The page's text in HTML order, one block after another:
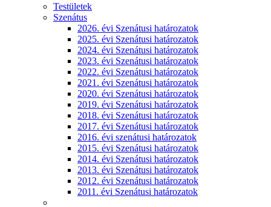
Testületek
Szenátus
2026. évi Szenátusi határozatok
2025. évi Szenátusi határozatok
2024. évi Szenátusi határozatok
2023. évi Szenátusi határozatok
2022. évi Szenátusi határozatok
2021. évi Szenátusi határozatok
2020. évi Szenátusi határozatok
2019. évi Szenátusi határozatok
2018. évi Szenátusi határozatok
2017. évi Szenátusi határozatok
2016. évi szenátusi határozatok
2015. évi Szenátusi határozatok
2014. évi Szenátusi határozatok
2013. évi Szenátusi határozatok
2012. évi Szenátusi határozatok
2011. évi Szenátusi határozatok